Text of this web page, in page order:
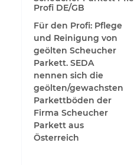
Profi DE/GB
Für den Profi: Pflege
und Reinigung von
geölten Scheucher
Parkett. SEDA
nennen sich die
geölten/gewachsten
Parkettböden der
Firma Scheucher
Parkett aus
Österreich